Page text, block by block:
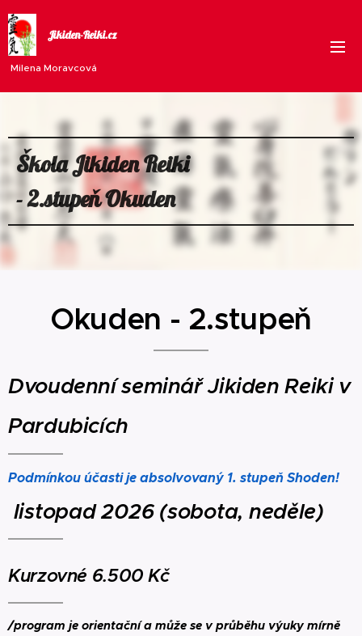
Jikiden-Reiki.cz
Milena Moravcová
Škola Jikiden Reiki
- 2.stupeň Okuden
Okuden - 2.stupeň
Dvoudenní seminář Jikiden Reiki v
Pardubicích
Podmínkou účasti je absolvovaný 1. stupeň Shoden!
listopad 2026 (sobota, neděle)
Kurzovné 6.500 Kč
/program je orientační a může se v průběhu výuky mírně